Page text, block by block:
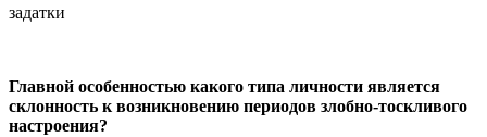
задатки
Главной особенностью какого типа личности является
склонность к возникновению периодов злобно-тоскливого
настроения?